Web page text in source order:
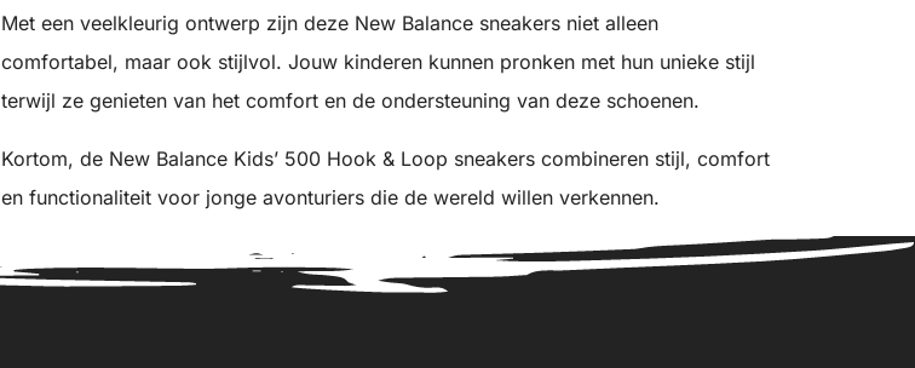
Met een veelkleurig ontwerp zijn deze New Balance sneakers niet alleen
comfortabel, maar ook stijlvol. Jouw kinderen kunnen pronken met hun unieke stijl
terwijl ze genieten van het comfort en de ondersteuning van deze schoenen.
Kortom, de New Balance Kids’ 500 Hook & Loop sneakers combineren stijl, comfort
en functionaliteit voor jonge avonturiers die de wereld willen verkennen.